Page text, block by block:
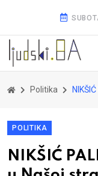
Politika NIKŠIĆ PALI
POLITIKA
NIKŠIĆ